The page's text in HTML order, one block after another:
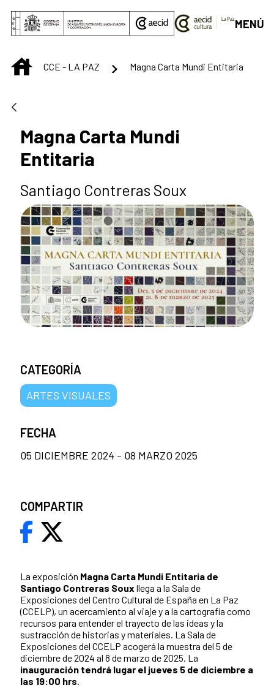
Saltar al contenido principal
MENÚ
INICIOCCE - LA PAZ Magna Carta Mundi Entitaria
Magna Carta Mundi
Entitaria
Santiago Contreras Soux
La exposición Magna Carta Mundi Entitaria de
Santiago Contreras Soux llega a la Sala de
Exposiciones del Centro Cultural de España en La Paz
(CCELP), un acercamiento al viaje y a la cartografía como
recursos para entender el trayecto de las ideas y la
sustracción de historias y materiales. La Sala de
Exposiciones del CCELP acogerá la muestra del 5 de
diciembre de 2024 al 8 de marzo de 2025. La
inauguración tendrá lugar el jueves 5 de diciembre a
las 19:00 hrs.
CATEGORÍA
ARTES VISUALES
FECHA
05 DICIEMBRE 2024 - 08 MARZO 2025
COMPARTIR